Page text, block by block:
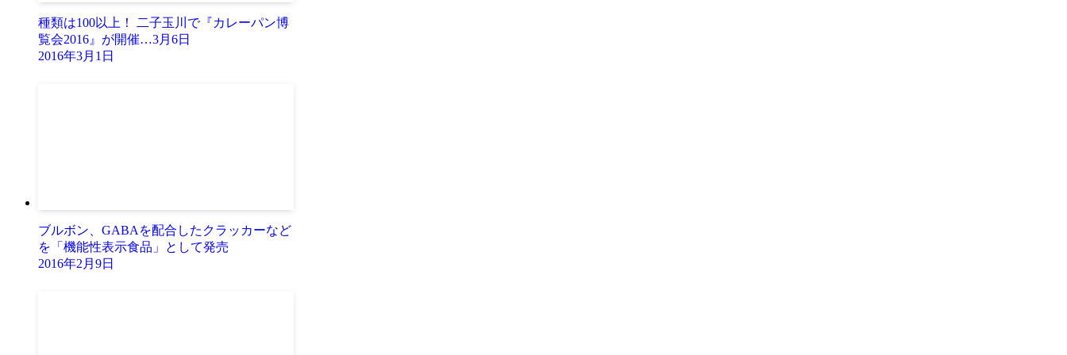
種類は100以上！ 二子玉川で『カレーパン博
覧会2016』が開催…3月6日
2016年3月1日
ブルボン、GABAを配合したクラッカーなど
を「機能性表示食品」として発売
2016年2月9日